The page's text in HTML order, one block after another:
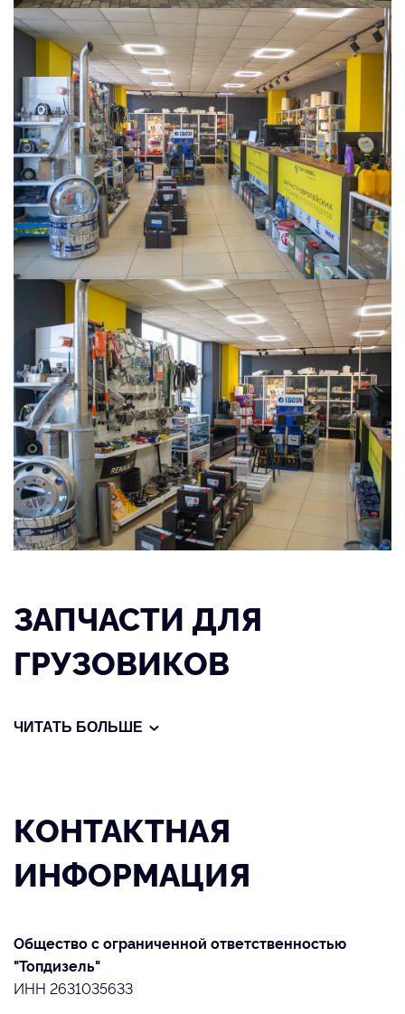
ЗАПЧАСТИ ДЛЯ
ГРУЗОВИКОВ
КОНТАКТНАЯ
ИНФОРМАЦИЯ
Общество с ограниченной ответственностью
"Топдизель"
ИНН 2631035633